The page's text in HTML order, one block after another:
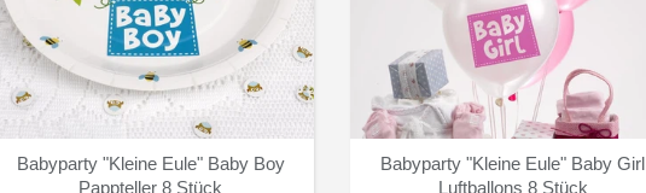
Babyparty "Kleine Eule" Baby Boy
Pappteller 8 Stück
Babyparty "Kleine Eule" Baby Girl
Luftballons 8 Stück